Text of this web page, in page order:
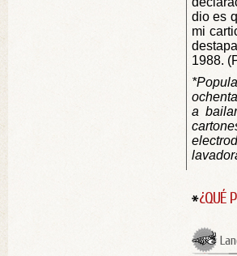
dio es
mi
1988.
a
¿QUÉ